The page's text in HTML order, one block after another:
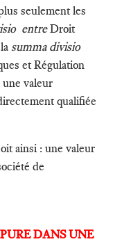
seulement les
entreDroit
summa divisio
et Régulation
valeur
qualifiée
ainsi : une valeur
de
DANS UNE